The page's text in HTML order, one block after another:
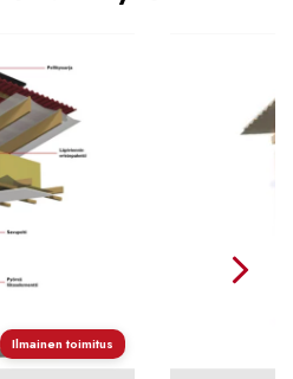
Ilmainen toimitus